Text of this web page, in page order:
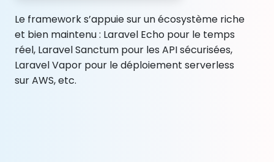
Le framework s’appuie sur un écosystème riche
et bien maintenu : Laravel Echo pour le temps
réel, Laravel Sanctum pour les API sécurisées,
Laravel Vapor pour le déploiement serverless
sur AWS, etc.